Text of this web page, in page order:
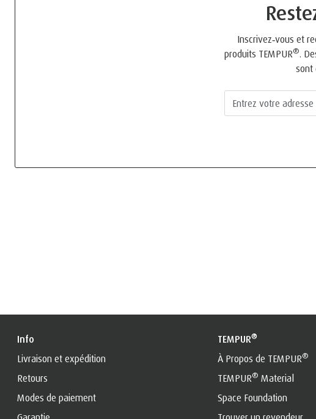
Inscrivez‑vous et
produits TEMPUR®.
sont
Info
Livraison et expédition
Retours
Modes de paiement
TEMPUR®
À Propos de TEMPUR®
TEMPUR® Material
Space Foundation